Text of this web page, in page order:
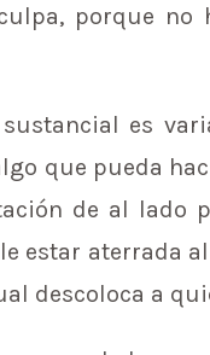
porque
es
que pueda
de al lado
estar aterrada
descoloca a